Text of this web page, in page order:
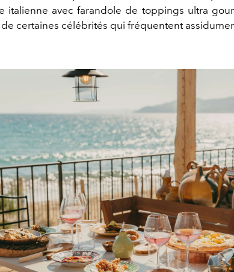
italienne avec farandole de toppings ultra
certaines célébrités qui fréquentent